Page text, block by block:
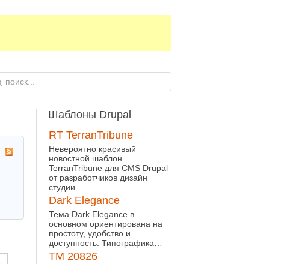
Шаблоны Drupal
RT TerranTribune
Невероятно красивый
новостной шаблон
TerranTribune для CMS Drupal
от разработчиков дизайн
студии…
Dark Elegance
Тема Dark Elegance в
основном ориентирована на
простоту, удобство и
доступность. Типографика…
TM 20826